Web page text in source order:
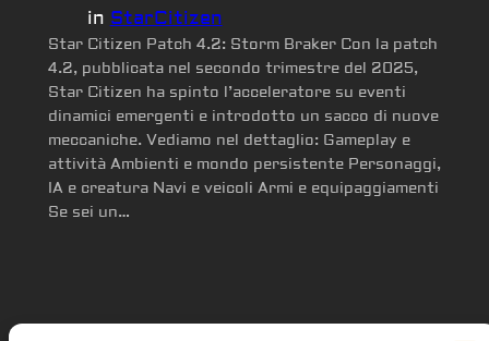
in StarCitizen
Star Citizen Patch 4.2: Storm Braker Con la patch
4.2, pubblicata nel secondo trimestre del 2025,
Star Citizen ha spinto l’acceleratore su eventi
dinamici emergenti e introdotto un sacco di nuove
meccaniche. Vediamo nel dettaglio: Gameplay e
attività Ambienti e mondo persistente Personaggi,
IA e creatura Navi e veicoli Armi e equipaggiamenti
Se sei un…